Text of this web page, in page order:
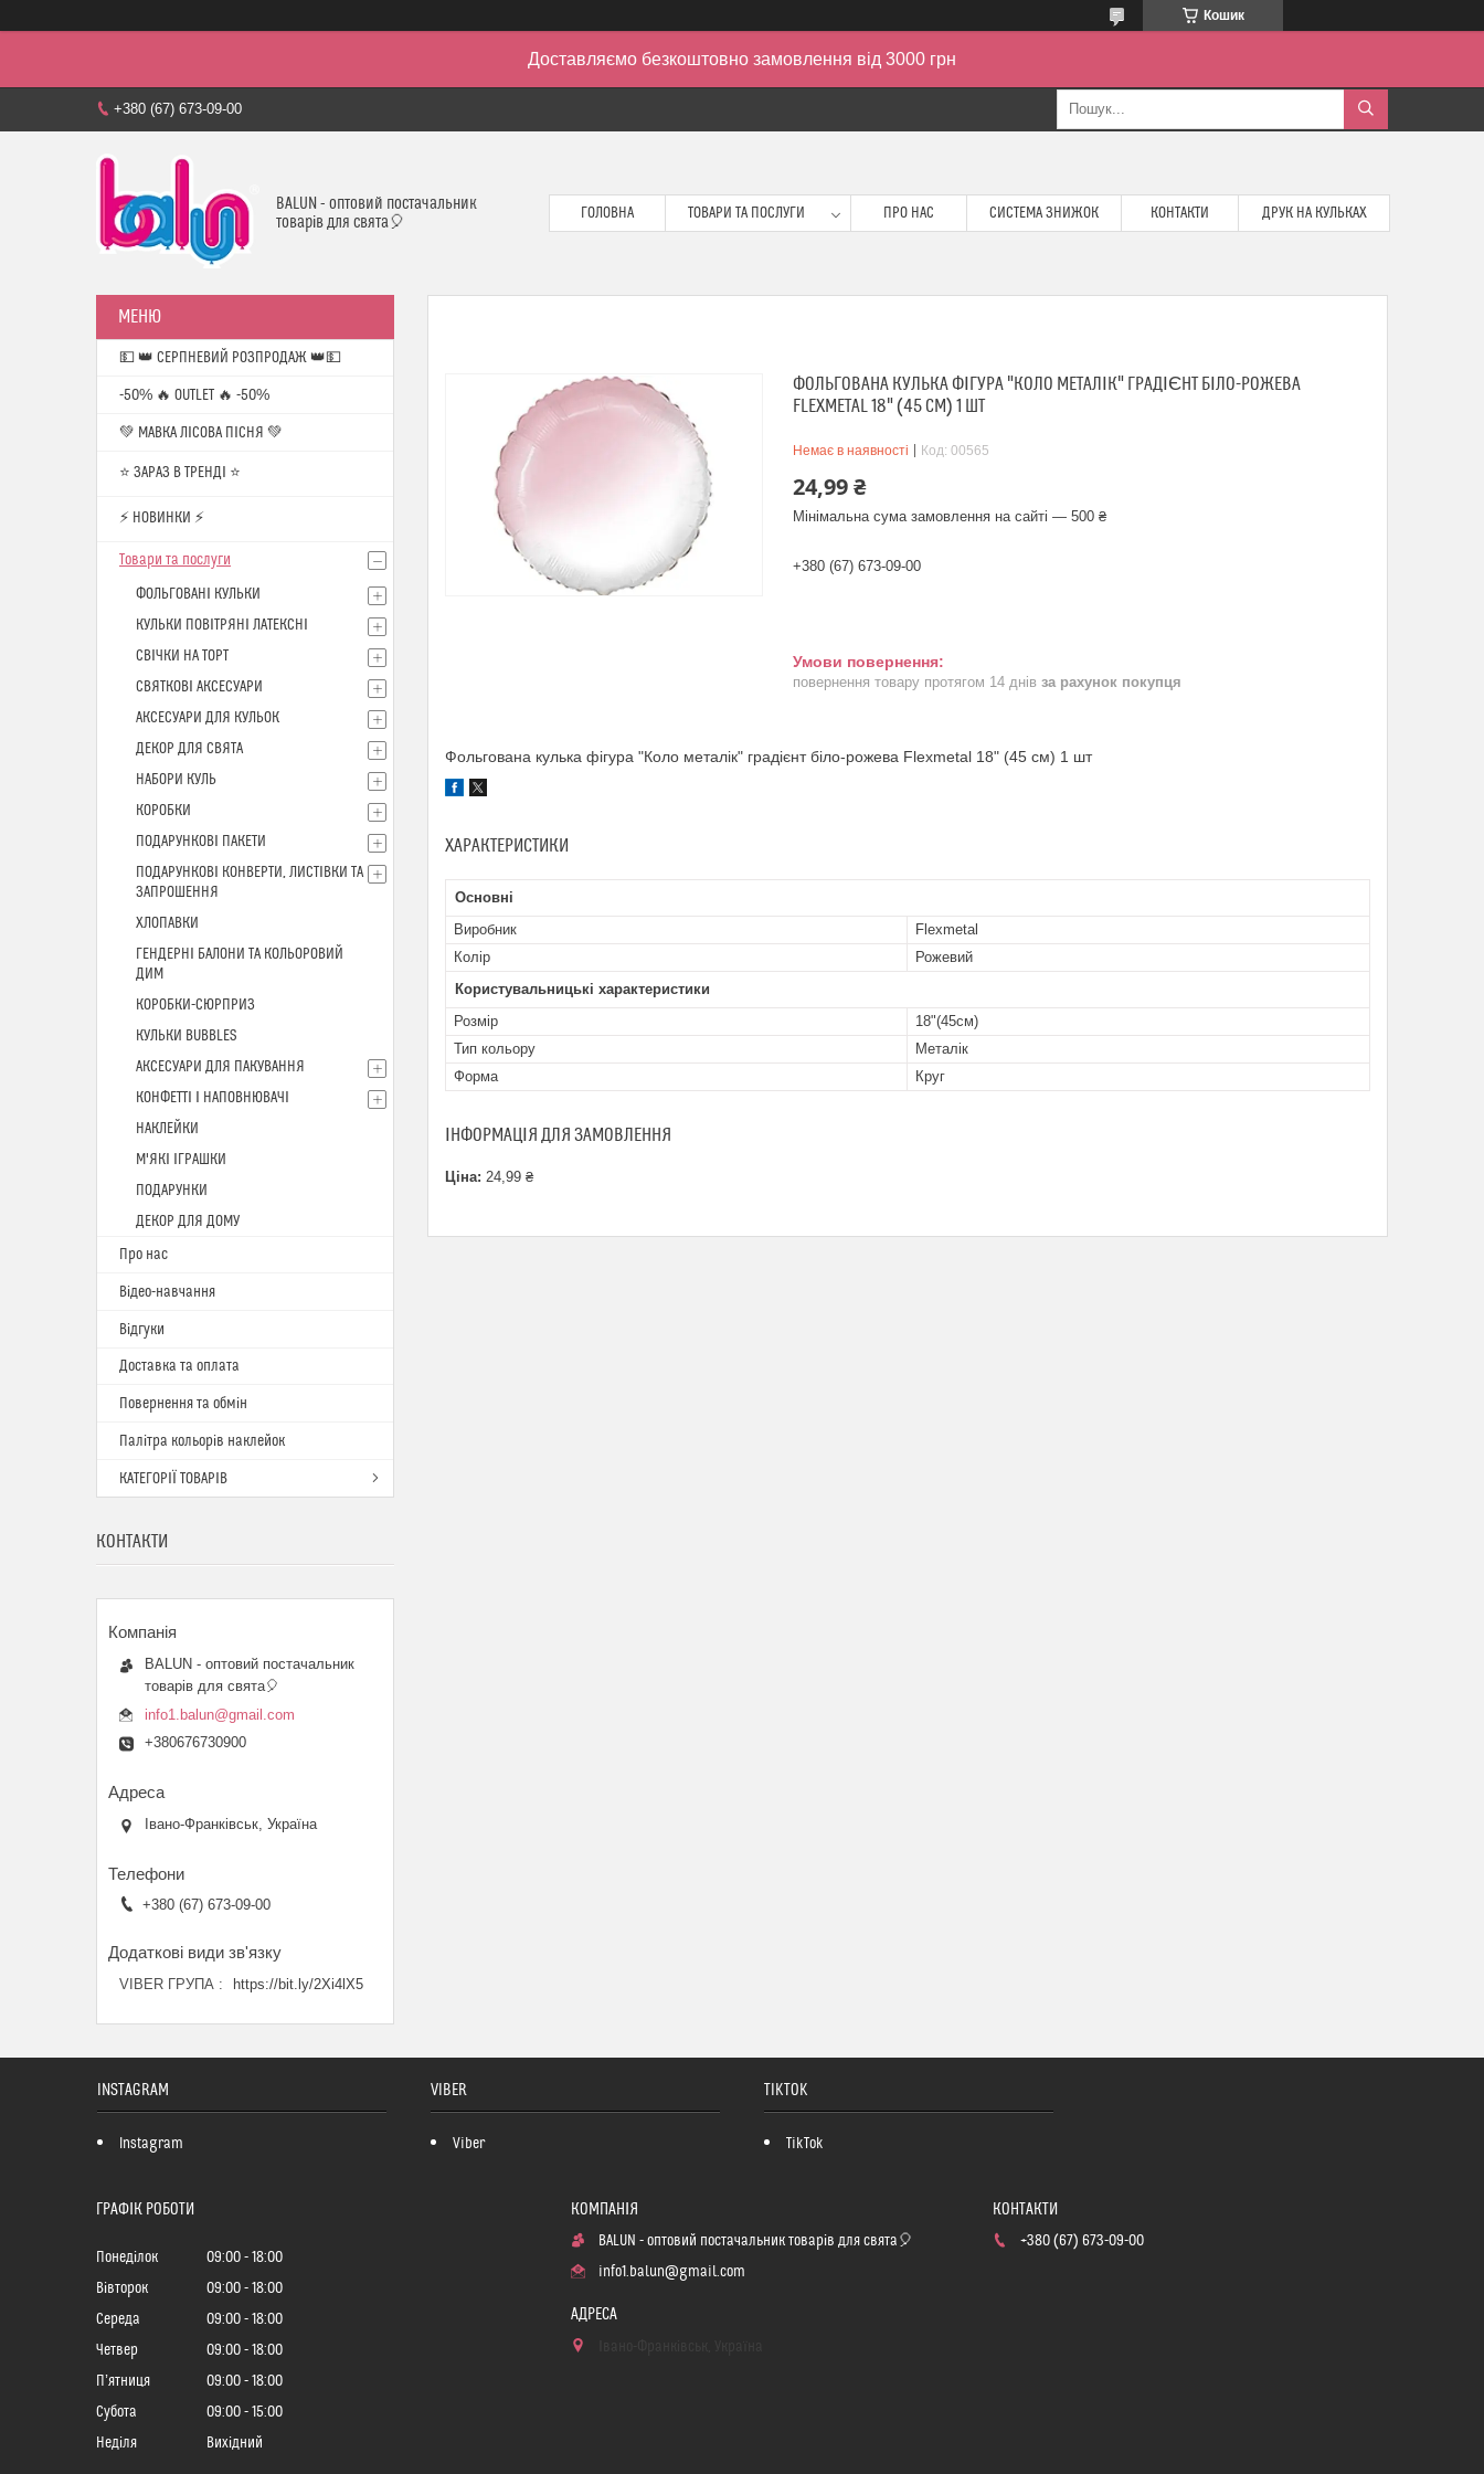
Кошик
Доставляємо безкоштовно замовлення від 3000 грн
+380 (67) 673-09-00
BALUN - оптовий постачальник
товарів для свята🎈
ГОЛОВНА ТОВАРИ ТА ПОСЛУГИ ПРО НАС СИСТЕМА ЗНИЖОК КОНТАКТИ ДРУК НА КУЛЬКАХ
ФОЛЬГОВАНА КУЛЬКА ФІГУРА "КОЛО МЕТАЛІК" ГРАДІЄНТ БІЛО-РОЖЕВА
FLEXMETAL 18" (45 СМ) 1 ШТ
Немає в наявності Код: 00565
24,99 ₴
Мінімальна сума замовлення на сайті — 500 ₴
+380 (67) 673-09-00
повернення товару протягом 14 днів за рахунок покупця
Фольгована кулька фігура "Коло металік" градієнт біло-рожева Flexmetal 18" (45 см) 1 шт
ХАРАКТЕРИСТИКИ
Основні
Виробник
Flexmetal
Колір
Рожевий
Користувальницькі характеристики
Розмір
18"(45см)
Тип кольору
Металік
Форма
Круг
ІНФОРМАЦІЯ ДЛЯ ЗАМОВЛЕННЯ
Ціна: 24,99 ₴
💵 👑 СЕРПНЕВИЙ РОЗПРОДАЖ 👑💵
-50% 🔥 OUTLET 🔥 -50%
💚 МАВКА ЛІСОВА ПІСНЯ 💚
⭐️ ЗАРАЗ В ТРЕНДІ ⭐️
⚡ НОВИНКИ ⚡
Товари та послуги
ФОЛЬГОВАНІ КУЛЬКИ
КУЛЬКИ ПОВІТРЯНІ ЛАТЕКСНІ
СВІЧКИ НА ТОРТ
СВЯТКОВІ АКСЕСУАРИ
АКСЕСУАРИ ДЛЯ КУЛЬОК
ДЕКОР ДЛЯ СВЯТА
НАБОРИ КУЛЬ
КОРОБКИ
ПОДАРУНКОВІ ПАКЕТИ
ПОДАРУНКОВІ КОНВЕРТИ, ЛИСТІВКИ ТА
ЗАПРОШЕННЯ
ХЛОПАВКИ
ГЕНДЕРНІ БАЛОНИ ТА КОЛЬОРОВИЙ
ДИМ
КОРОБКИ-СЮРПРИЗ
КУЛЬКИ BUBBLES
АКСЕСУАРИ ДЛЯ ПАКУВАННЯ
КОНФЕТТІ І НАПОВНЮВАЧІ
НАКЛЕЙКИ
М'ЯКІ ІГРАШКИ
ПОДАРУНКИ
ДЕКОР ДЛЯ ДОМУ
Про нас
Відео-навчання
Відгуки
Доставка та оплата
Повернення та обмін
Палітра кольорів наклейок
КАТЕГОРІЇ ТОВАРІВ
КОНТАКТИ
BALUN - оптовий постачальник
товарів для свята🎈
info1.balun@gmail.com
+380676730900
Івано-Франківськ, Україна
+380 (67) 673-09-00
VIBER ГРУПА https://bit.ly/2Xi4lX5
INSTAGRAM
Instagram
VIBER
Viber
TIKTOK
TikTok
ГРАФІК РОБОТИ
Понеділок 09:00
18:00
Вівторок
09:00
18:00
Середа
09:00
18:00
Четвер
09:00
18:00
Пʼятниця
09:00
18:00
Субота
09:00
15:00
Неділя
Вихідний
BALUN - оптовий постачальник товарів для свята🎈
info1.balun@gmail.com
+380 (67) 673-09-00